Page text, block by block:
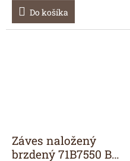
Do košíka
Záves naložený
brzdený 71B7550 BM